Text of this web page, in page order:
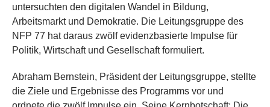
untersuchten den digitalen Wandel in Bildung,
Arbeitsmarkt und Demokratie. Die Leitungsgruppe des
NFP 77 hat daraus zwölf evidenzbasierte Impulse für
Politik, Wirtschaft und Gesellschaft formuliert.
Abraham Bernstein, Präsident der Leitungsgruppe, stellte
die Ziele und Ergebnisse des Programms vor und